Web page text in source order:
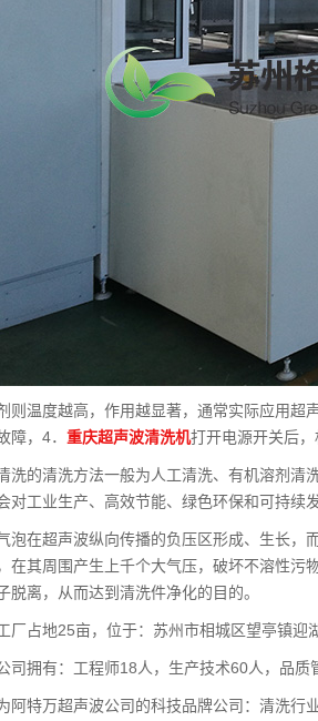
则温度越高，作用越显著，通常实际应用
障，4． 重庆超声波清洗机打开电源开关后
洗的清洗方法一般为人工清洗、有机溶剂清
对工业生产、高效节能、绿色环保和可持续
泡在超声波纵向传播的负压区形成、生长，
在其周围产生上千个大气压，破坏不溶性污
脱离，从而达到清洗件净化的目的。
厂占地25亩，位于：苏州市相城区望亭镇迎
司拥有：工程师18人，生产技术60人，品
阿特万超声波公司的科技品牌公司：清洗行